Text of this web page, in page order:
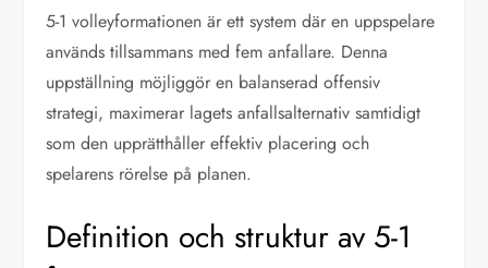
5-1 volleyformationen är ett system där en uppspelare
används tillsammans med fem anfallare. Denna
uppställning möjliggör en balanserad offensiv
strategi, maximerar lagets anfallsalternativ samtidigt
som den upprätthåller effektiv placering och
spelarens rörelse på planen.
Definition och struktur av 5-1